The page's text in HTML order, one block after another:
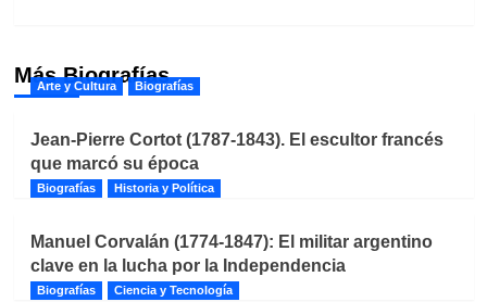
Más Biografías
Arte y Cultura Biografías
Jean-Pierre Cortot (1787-1843). El escultor francés
que marcó su época
Biografías Historia y Política
Manuel Corvalán (1774-1847): El militar argentino
clave en la lucha por la Independencia
Biografías Ciencia y Tecnología